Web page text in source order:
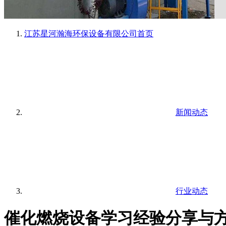
江苏星河瀚海环保设备有限公司 首页
新闻动态
行业动态
催化燃烧设备学习经验分享与